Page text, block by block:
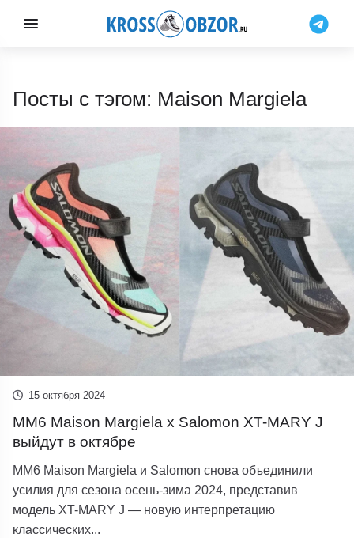
Посты с тэгом: Maison Margiela
15 октября 2024
MM6 Maison Margiela x Salomon XT-MARY J
выйдут в октябре
MM6 Maison Margiela и Salomon снова объединили
усилия для сезона осень-зима 2024, представив
модель XT-MARY J — новую интерпретацию
классических...